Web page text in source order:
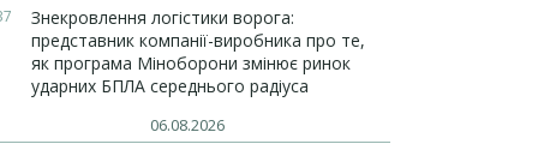
Знекровлення логістики ворога:
представник компанії-виробника про те,
як програма Міноборони змінює ринок
ударних БПЛА середнього радіуса
06.08.2026